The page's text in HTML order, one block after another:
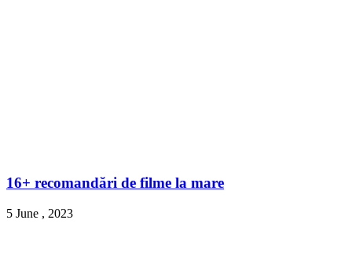
16+ recomandări de filme la mare
5 June , 2023